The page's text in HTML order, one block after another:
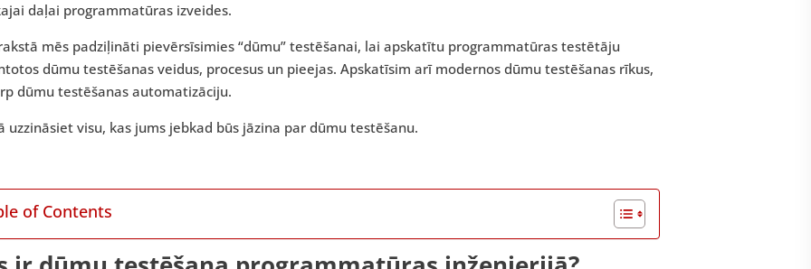
daļai programmatūras izveides.
mēs padziļināti pievērsīsimies “dūmu” testēšanai, lai apskatītu programmatūras testētāju
dūmu testēšanas veidus, procesus un pieejas. Apskatīsim arī modernos dūmu testēšanas rīkus,
dūmu testēšanas automatizāciju.
uzzināsiet visu, kas jums jebkad būs jāzina par dūmu testēšanu.
of Contents